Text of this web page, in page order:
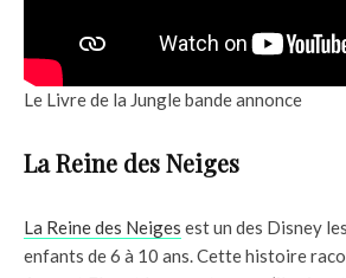
Le Livre de la Jungle bande annonce
La Reine des Neiges
La Reine des Neiges est un des Disney
enfants de 6 à 10 ans. Cette histoire